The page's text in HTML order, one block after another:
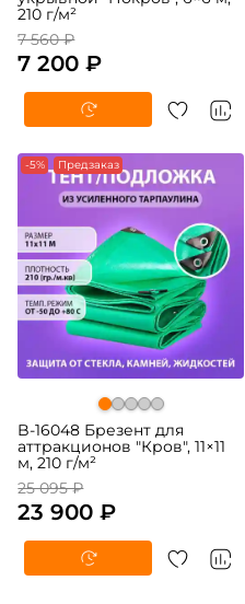
210 г/м²
7 560 ₽
7 200 ₽
-5% Предзаказ
B-16048 Брезент для
аттракционов "Кров", 11×11
м, 210 г/м²
25 095 ₽
23 900 ₽